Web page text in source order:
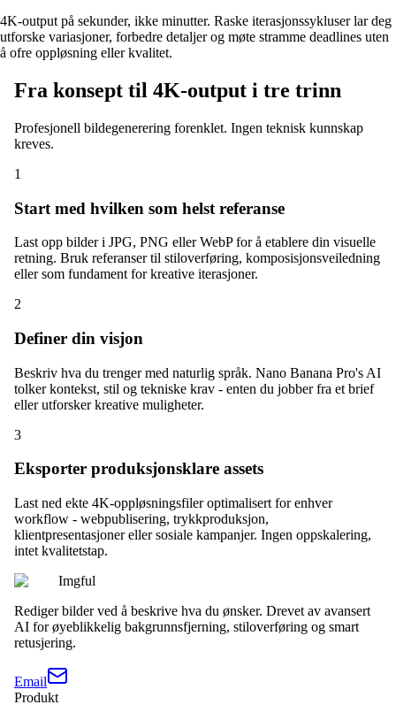
4K-output på sekunder, ikke minutter. Raske iterasjonssykluser lar deg
utforske variasjoner, forbedre detaljer og møte stramme deadlines uten
å ofre oppløsning eller kvalitet.
Fra konsept til 4K-output i tre trinn
Profesjonell bildegenerering forenklet. Ingen teknisk kunnskap
kreves.
1
Start med hvilken som helst referanse
Last opp bilder i JPG, PNG eller WebP for å etablere din visuelle
retning. Bruk referanser til stiloverføring, komposisjonsveiledning
eller som fundament for kreative iterasjoner.
2
Definer din visjon
Beskriv hva du trenger med naturlig språk. Nano Banana Pro's AI
tolker kontekst, stil og tekniske krav - enten du jobber fra et brief
eller utforsker kreative muligheter.
3
Eksporter produksjonsklare assets
Last ned ekte 4K-oppløsningsfiler optimalisert for enhver
workflow - webpublisering, trykkproduksjon,
klientpresentasjoner eller sosiale kampanjer. Ingen oppskalering,
intet kvalitetstap.
Imgful
Rediger bilder ved å beskrive hva du ønsker. Drevet av avansert
AI for øyeblikkelig bakgrunnsfjerning, stiloverføring og smart
retusjering.
Email
Produkt